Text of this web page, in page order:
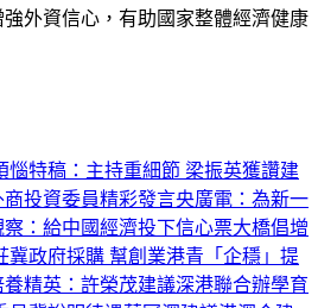
外資信心，有助國家整體經濟健康
惱特稿：主持重細節 梁振英獲讚建
商投資委員精彩發言央廣電：為新一
察：給中國經濟投下信心票大橋倡增
冀政府採購 幫創業港青「企穩」 提
養精英：許榮茂建議深港聯合辦學育